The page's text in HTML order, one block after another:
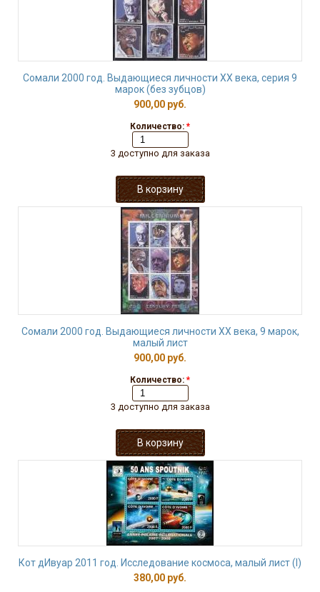
Сомали 2000 год. Выдающиеся личности ХХ века, серия 9
марок (без зубцов)
900,00 руб.
Количество: *
3 доступно для заказа
Сомали 2000 год. Выдающиеся личности ХХ века, 9 марок,
малый лист
900,00 руб.
Количество: *
3 доступно для заказа
Кот дИвуар 2011 год. Исследование космоса, малый лист (I)
380,00 руб.